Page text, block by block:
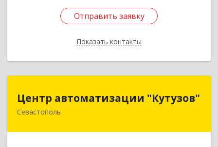
Отправить заявку
Показать контакты
Отправить заявку
Назад
Центр автоматизации "Кутузов"
Севастополь
299011, Севастополь г, Генерала Петрова ул,